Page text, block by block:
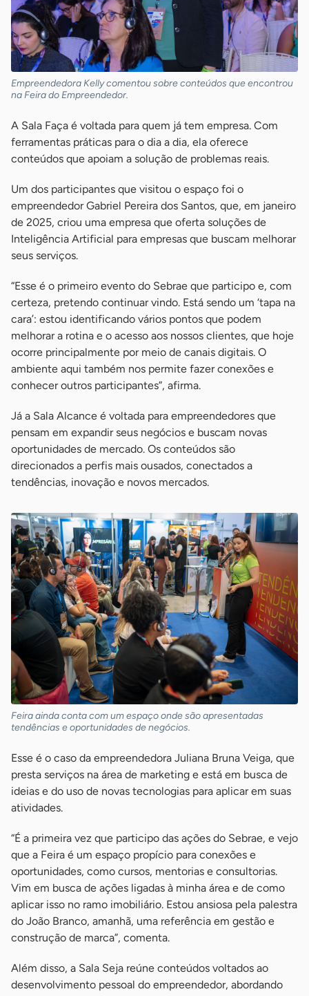
Empreendedora Kelly comentou sobre conteúdos que encontrou
na Feira do Empreendedor.
A Sala Faça é voltada para quem já tem empresa. Com
ferramentas práticas para o dia a dia, ela oferece
conteúdos que apoiam a solução de problemas reais.
Um dos participantes que visitou o espaço foi o
empreendedor Gabriel Pereira dos Santos, que, em janeiro
de 2025, criou uma empresa que oferta soluções de
Inteligência Artificial para empresas que buscam melhorar
seus serviços.
“Esse é o primeiro evento do Sebrae que participo e, com
certeza, pretendo continuar vindo. Está sendo um ‘tapa na
cara’: estou identificando vários pontos que podem
melhorar a rotina e o acesso aos nossos clientes, que hoje
ocorre principalmente por meio de canais digitais. O
ambiente aqui também nos permite fazer conexões e
conhecer outros participantes”, afirma.
Já a Sala Alcance é voltada para empreendedores que
pensam em expandir seus negócios e buscam novas
oportunidades de mercado. Os conteúdos são
direcionados a perfis mais ousados, conectados a
tendências, inovação e novos mercados.
Feira ainda conta com um espaço onde são apresentadas
tendências e oportunidades de negócios.
Esse é o caso da empreendedora Juliana Bruna Veiga, que
presta serviços na área de marketing e está em busca de
ideias e do uso de novas tecnologias para aplicar em suas
atividades.
“É a primeira vez que participo das ações do Sebrae, e vejo
que a Feira é um espaço propício para conexões e
oportunidades, como cursos, mentorias e consultorias.
Vim em busca de ações ligadas à minha área e de como
aplicar isso no ramo imobiliário. Estou ansiosa pela palestra
do João Branco, amanhã, uma referência em gestão e
construção de marca”, comenta.
Além disso, a Sala Seja reúne conteúdos voltados ao
desenvolvimento pessoal do empreendedor, abordando